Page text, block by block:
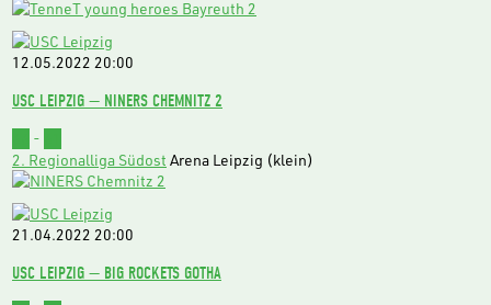
12.05.2022 20:00
USC LEIPZIG — NINERS CHEMNITZ 2
-
2. Regionalliga Südost Arena Leipzig (klein)
21.04.2022 20:00
USC LEIPZIG — BIG ROCKETS GOTHA